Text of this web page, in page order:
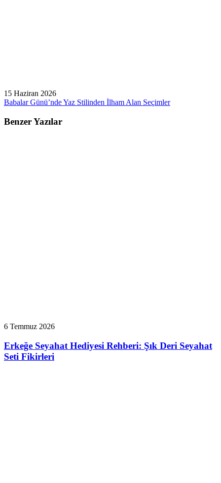
15 Haziran 2026
Babalar Günü’nde Yaz Stilinden İlham Alan Seçimler
Benzer Yazılar
6 Temmuz 2026
Erkeğe Seyahat Hediyesi Rehberi: Şık Deri Seyahat
Seti Fikirleri